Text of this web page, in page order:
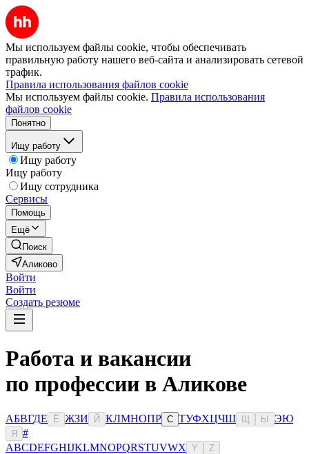
Мы используем файлы cookie, чтобы обеспечивать
правильную работу нашего веб-сайта и анализировать сетевой
трафик.
Правила использования файлов cookie
Мы используем файлы cookie. Правила использования
файлов cookie
Понятно
Ищу работу
Ищу работу
Ищу работу
Ищу сотрудника
Сервисы
Помощь
Ещё
Поиск
Аликово
Войти
Войти
Создать резюме
Работа и вакансии
по профессии в Аликове
АБВГДЕ Ё ЖЗИ Й КЛМНОПР С ТУФХЦЧШ Ы ЭЮ
Я
#
ABCDEFGHIJKLMNOPQRSTUVWX Y Z